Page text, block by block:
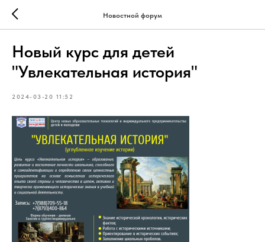
Новостной форум
Новый курс для детей
"Увлекательная история"
2024-03-20 11:52